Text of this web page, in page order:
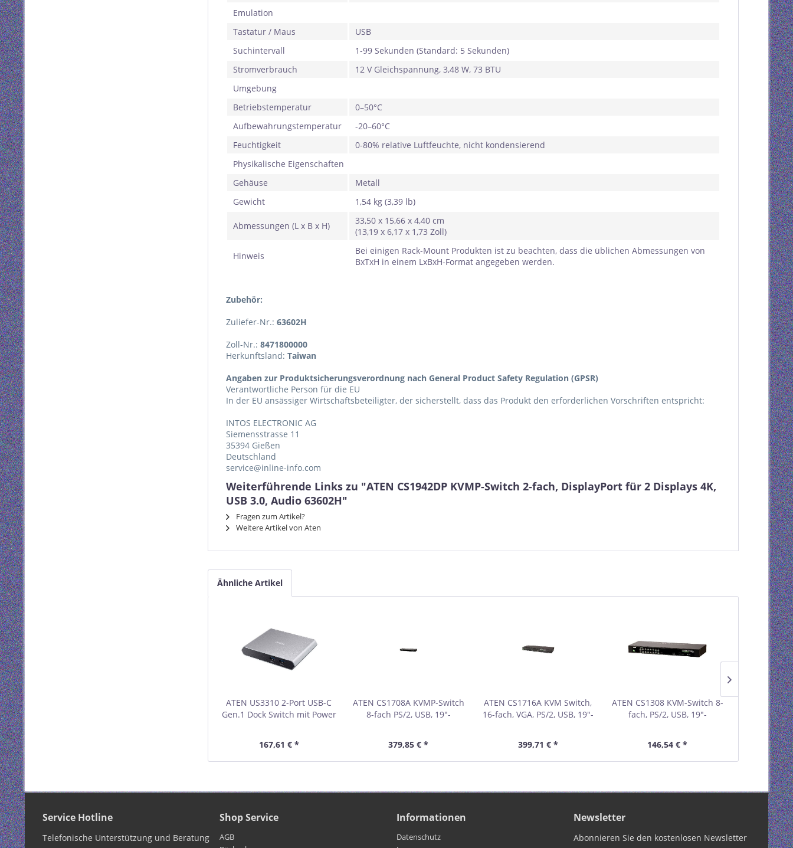
Emulation
Tastatur / Maus
USB
Suchintervall
1-99 Sekunden (Standard: 5 Sekunden)
Stromverbrauch
12 V Gleichspannung, 3,48 W, 73 BTU
Umgebung
Betriebstemperatur
0–50°C
Aufbewahrungstemperatur
-20–60°C
Feuchtigkeit
0-80% relative Luftfeuchte, nicht kondensierend
Physikalische Eigenschaften
Gehäuse
Metall
Gewicht
1,54 kg (3,39 lb)
Abmessungen (L x B x H)
33,50 x 15,66 x 4,40 cm
(13,19 x 6,17 x 1,73 Zoll)
Hinweis
Bei einigen Rack-Mount Produkten ist zu beachten, dass die üblichen Abmessungen von
BxTxH in einem LxBxH-Format angegeben werden.
Zubehör:
Zuliefer-Nr.: 63602H
Zoll-Nr.: 8471800000
Herkunftsland: Taiwan
Angaben zur Produktsicherungsverordnung nach General Product Safety Regulation (GPSR)
Verantwortliche Person für die EU
In der EU ansässiger Wirtschaftsbeteiligter, der sicherstellt, dass das Produkt den erforderlichen Vorschriften entspricht:
INTOS ELECTRONIC AG
Siemensstrasse 11
35394 Gießen
Deutschland
service@inline-info.com
Weiterführende Links zu "ATEN CS1942DP KVMP-Switch 2-fach, DisplayPort für 2 Displays 4K,
USB 3.0, Audio 63602H"
Fragen zum Artikel?
Weitere Artikel von Aten
Ähnliche Artikel
ATEN US3310 2-Port USB-C
Gen.1 Dock Switch mit Power
167,61 € *
ATEN CS1708A KVMP-Switch
8-fach PS/2, USB, 19"-
379,85 € *
ATEN CS1716A KVM Switch,
16-fach, VGA, PS/2, USB, 19"-
399,71 € *
ATEN CS1308 KVM-Switch 8-
fach, PS/2, USB, 19"-
146,54 € *
ATEN
fach,
Service Hotline
Telefonische Unterstützung und Beratung
Shop Service
AGB
Informationen
Datenschutz
Newsletter
Abonnieren Sie den kostenlosen Newsletter